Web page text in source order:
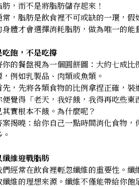
肪，而不是將脂肪儲存起來！
常，脂肪是飲食裡不可或缺的一環，
身體才會選擇消耗脂肪，做為唯一的能
吃飽，不是吃撐
你的餐盤視為一個圓餅圖：大約七成
，例如乳製品、肉類或魚類。
先，先將各類食物的比例拿捏正確，
便覺得「老天，我好餓，我得再吃些
其實根本不餓。為什麼呢？
案揭曉：給你自己一點時間消化食物
纖維迎戰脂肪
們經常在飲食裡輕忽纖維的重要性。
纖維的理想來源。纖維不僅能帶給你